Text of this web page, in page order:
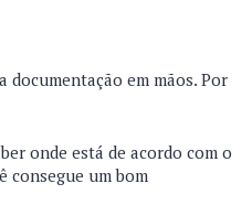
documentação em mãos. Por
onde está de acordo com o
consegue um bom